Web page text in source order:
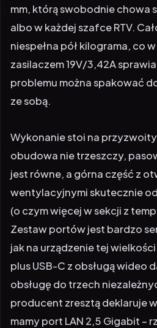
mm, którą swobodnie chowa
albo w każdej szafce RTV.
niespełna pół kilograma, co
zasilaczem 19V/3,42A
problemu można spakować
ze sobą.
Wykonanie stoi na
obudowa nie trzeszczy,
jest równe, a górna część z
wentylacyjnymi skutecznie
(o czym więcej w sekcji z
Zestaw portów jest bardzo
jak na urządzenie tej
plus USB-C z obsługą wideo
obsługę do trzech
producent zresztą deklaruje
mamy port LAN 2,5 Gigabit –